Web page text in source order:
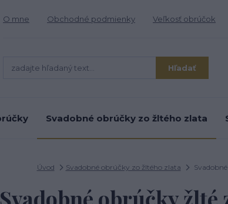
O mne Obchodné podmienky Veľkosť obrúčok
Hľadať
Svadobné obrúčky zo žltého zlata
Úvod Svadobné obrúčky zo žltého zlata
Svadobné obrúčky žlté